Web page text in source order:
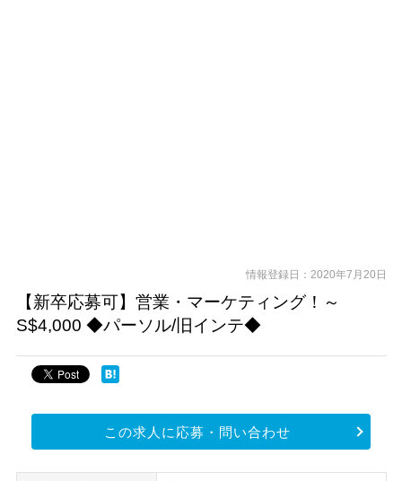
情報登録日：2020年7月20日
【新卒応募可】営業・マーケティング！～
S$4,000 ◆パーソル/旧インテ◆
この求人に応募・問い合わせ